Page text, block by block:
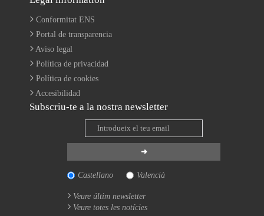
Conformitat ENS
Portal de transparencia
Aviso legal
Política de privacidad
Política de cookies
Accesibilidad
Subscriu-te a la nostra newsletter
Castellano Valencià
Veure últim newsletter
Veure totes les notícies